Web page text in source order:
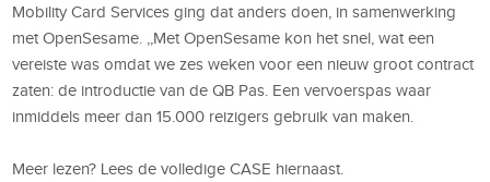
Mobility Card Services ging dat anders doen, in samenwerking
met OpenSesame. ,,Met OpenSesame kon het snel, wat een
vereiste was omdat we zes weken voor een nieuw groot contract
zaten: de introductie van de QB Pas. Een vervoerspas waar
inmiddels meer dan 15.000 reizigers gebruik van maken.
Meer lezen? Lees de volledige CASE hiernaast.